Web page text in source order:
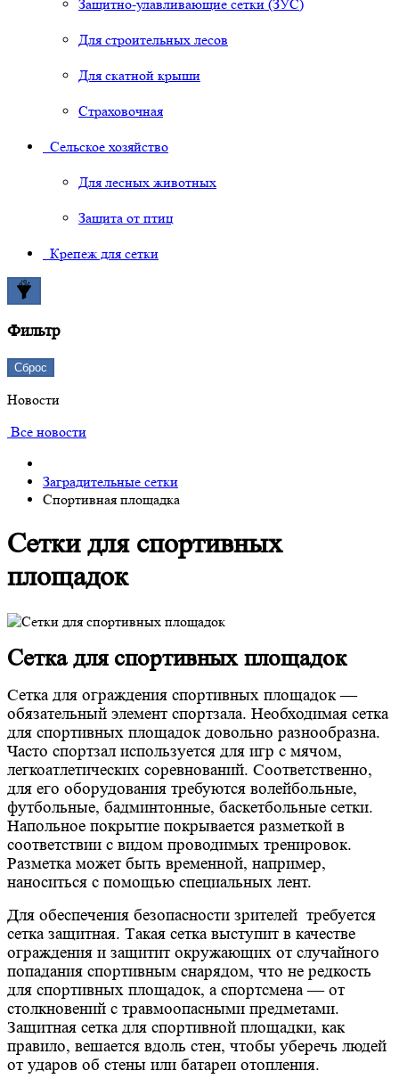
Защитно-улавливающие сетки (ЗУС)
Для строительных лесов
Для скатной крыши
Страховочная
Сельское хозяйство
Для лесных животных
Защита от птиц
Крепеж для сетки
Фильтр
Сброс
Новости
Все новости
Заградительные сетки
Спортивная площадка
Сетки для спортивных
площадок
Сетка для спортивных площадок
Сетка для ограждения спортивных площадок —
обязательный элемент спортзала. Необходимая сетка
для спортивных площадок довольно разнообразна.
Часто спортзал используется для игр с мячом,
легкоатлетических соревнований. Соответственно,
для его оборудования требуются волейбольные,
футбольные, бадминтонные, баскетбольные сетки.
Напольное покрытие покрывается разметкой в
соответствии с видом проводимых тренировок.
Разметка может быть временной, например,
наноситься с помощью специальных лент.
Для обеспечения безопасности зрителей требуется
сетка защитная. Такая сетка выступит в качестве
ограждения и защитит окружающих от случайного
попадания спортивным снарядом, что не редкость
для спортивных площадок, а спортсмена — от
столкновений с травмоопасными предметами.
Защитная сетка для спортивной площадки, как
правило, вешается вдоль стен, чтобы уберечь людей
от ударов об стены или батареи отопления.